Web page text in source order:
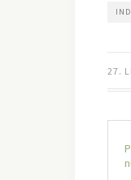
27.